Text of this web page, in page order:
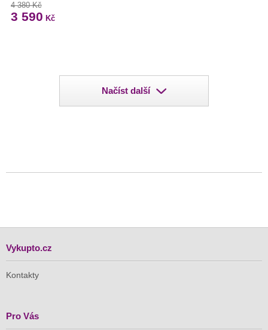
4 380 Kč
3 590 Kč
Načíst další
Vykupto.cz
Kontakty
Pro Vás